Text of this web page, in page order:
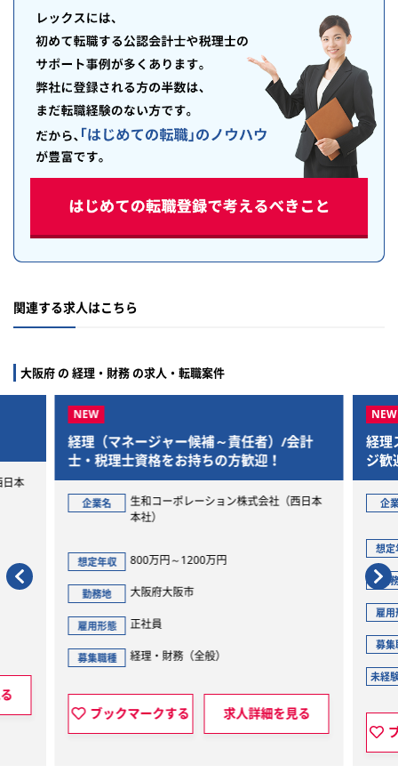
関連する求人はこちら
大阪府 の 経理・財務 の求人・転職案件
日本
経理（マネージャー候補～責任者）/会計
士・税理士資格をお持ちの方歓迎！
企業名
生和コーポレーション株式会社（西日本
本社）
想定年収 800万円～1200万円
勤務地 大阪府大阪市
雇用形態 正社員
募集職種 経理・財務（全般）
ブックマークする 求人詳細を見る
経理
ジ歓
企
想定
勤
雇用
募集
未経